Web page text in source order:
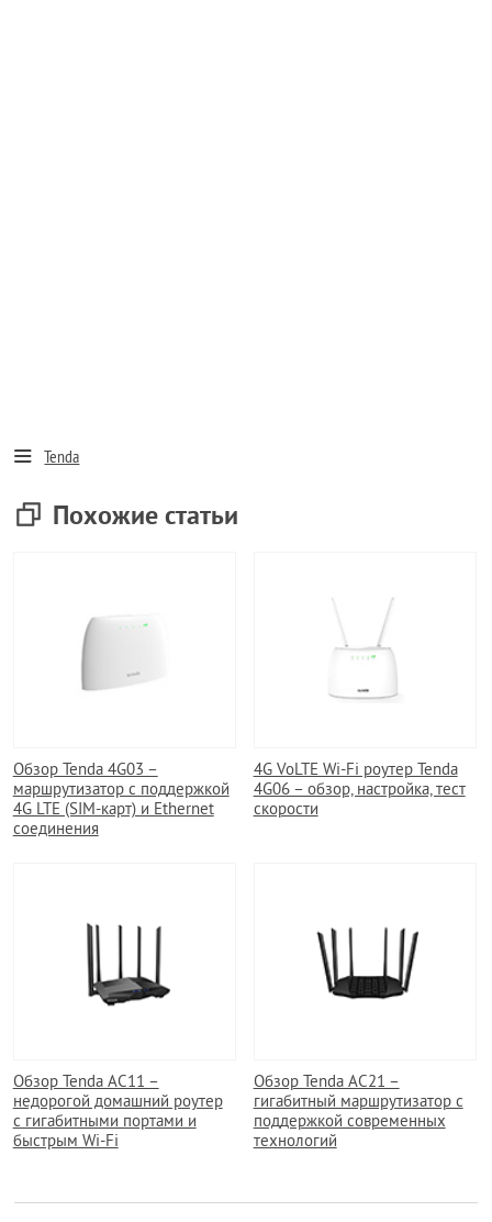
Tenda
Похожие статьи
Обзор Tenda 4G03 –
маршрутизатор с поддержкой
4G LTE (SIM-карт) и Ethernet
соединения
4G VoLTE Wi-Fi роутер Tenda
4G06 – обзор, настройка, тест
скорости
Обзор Tenda AC11 –
недорогой домашний роутер
с гигабитными портами и
быстрым Wi-Fi
Обзор Tenda AC21 –
гигабитный маршрутизатор с
поддержкой современных
технологий